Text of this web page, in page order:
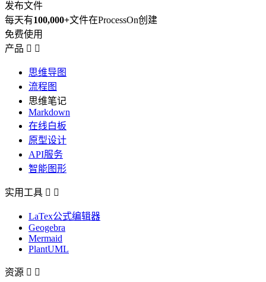
发布文件
每天有100,000+文件在ProcessOn创建
免费使用
产品  
思维导图
流程图
思维笔记
Markdown
在线白板
原型设计
API服务
智能图形
实用工具  
LaTex公式编辑器
Geogebra
Mermaid
PlantUML
资源  